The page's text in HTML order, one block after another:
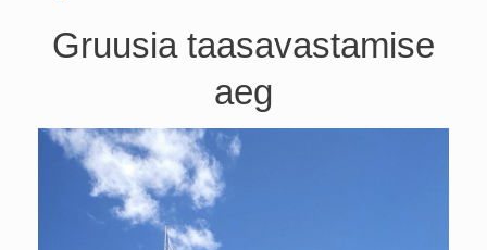
Gruusia taasavastamise
aeg